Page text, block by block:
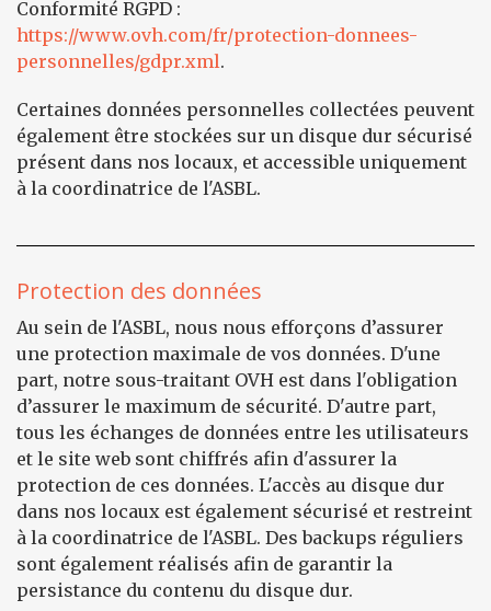
Conformité RGPD :
https://www.ovh.com/fr/protection-donnees-
personnelles/gdpr.xml.
Certaines données personnelles collectées peuvent
également être stockées sur un disque dur sécurisé
présent dans nos locaux, et accessible uniquement
à la coordinatrice de l'ASBL.
Protection des données
Au sein de l'ASBL, nous nous efforçons d’assurer
une protection maximale de vos données. D'une
part, notre sous-traitant OVH est dans l'obligation
d’assurer le maximum de sécurité. D'autre part,
tous les échanges de données entre les utilisateurs
et le site web sont chiffrés afin d'assurer la
protection de ces données. L'accès au disque dur
dans nos locaux est également sécurisé et restreint
à la coordinatrice de l'ASBL. Des backups réguliers
sont également réalisés afin de garantir la
persistance du contenu du disque dur.